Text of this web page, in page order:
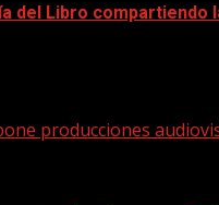
del Libro
producciones